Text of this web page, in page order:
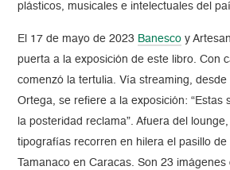
plásticos, musicales e intelectuales del
El 17 de mayo de 2023 Banesco y
puerta a la exposición de este libro. Con
comenzó la tertulia. Vía streaming, desde
Ortega, se refiere a la exposición: “Estas
la posteridad reclama”. Afuera del
tipografías recorren en hilera el pasillo de
Tamanaco en Caracas. Son 23